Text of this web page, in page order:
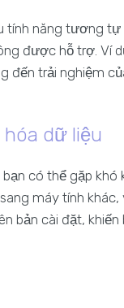
tính năng tương
được hỗ trợ. Ví
đến trải nghiệm
dữ liệu
bạn có thể gặp khó
máy tính
bản cài đặt,